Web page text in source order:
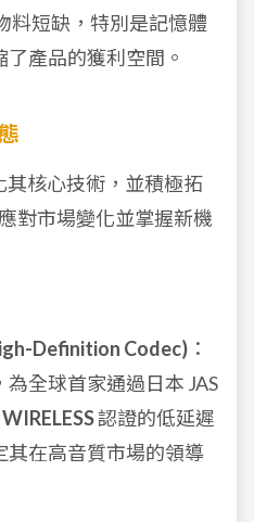
料短缺，特別是記憶體
產品的獲利空間。
其核心技術，並積極拓
對市場變化並掌握新機
Definition Codec) ：
全球首家通過日本 JAS
認證的低延遲
其在高音質市場的領導